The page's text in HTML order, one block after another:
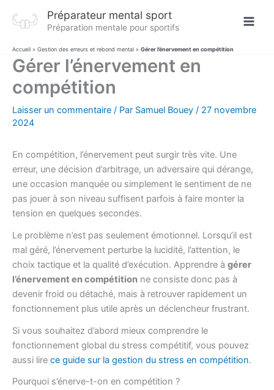
Préparateur mental sport
Préparation mentale pour sportifs
Accueil » Gestion des erreurs et rebond mental » Gérer l’énervement en compétition
Gérer l’énervement en
compétition
Laisser un commentaire / Par Samuel Bouey / 27 novembre
2024
En compétition, l’énervement peut surgir très vite. Une
erreur, une décision d’arbitrage, un adversaire qui dérange,
une occasion manquée ou simplement le sentiment de ne
pas jouer à son niveau suffisent parfois à faire monter la
tension en quelques secondes.
Le problème n’est pas seulement émotionnel. Lorsqu’il est
mal géré, l’énervement perturbe la lucidité, l’attention, le
choix tactique et la qualité d’exécution. Apprendre à gérer
l’énervement en compétition ne consiste donc pas à
devenir froid ou détaché, mais à retrouver rapidement un
fonctionnement plus utile après un déclencheur frustrant.
Si vous souhaitez d’abord mieux comprendre le
fonctionnement global du stress compétitif, vous pouvez
aussi lire ce guide sur la gestion du stress en compétition.
Pourquoi s’énerve-t-on en compétition ?